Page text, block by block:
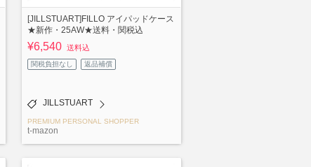
[JILLSTUART]FILLO アイパッドケース
★新作・25AW★送料・関税込
¥6,540 送料込
関税負担なし 返品補償
JILLSTUART
PREMIUM PERSONAL SHOPPER
t-mazon